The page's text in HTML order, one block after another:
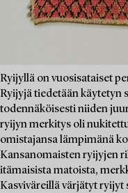
Ryijyllä on vuosisataiset
Ryijyjä tiedetään käytetyn
todennäköisesti niiden
ryijyn merkitys oli
omistajansa lämpimänä
Kansanomaisten ryijyjen
itämaisista matoista,
Kasviväreillä värjätyt ryijyt